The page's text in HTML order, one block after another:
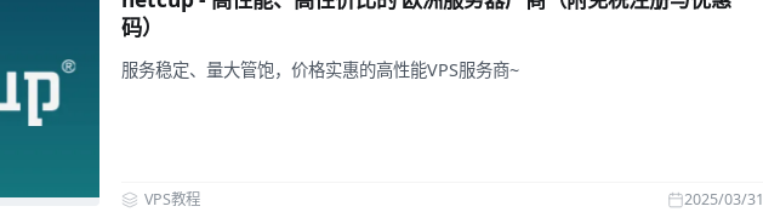
码）
服务稳定、量大管饱，价格实惠的高性能VPS服务商~
2025/03/31
VPS教程